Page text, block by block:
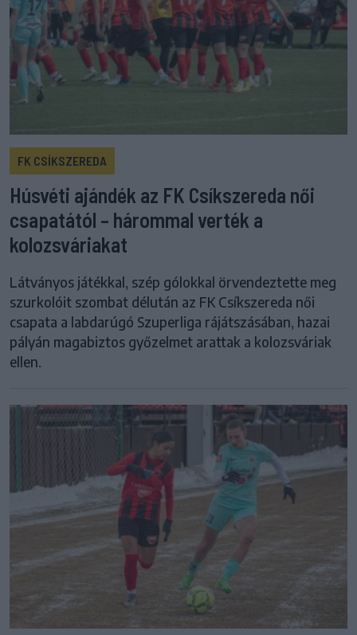
FK CSÍKSZEREDA
Húsvéti ajándék az FK Csíkszereda női
csapatától – hárommal verték a
kolozsváriakat
Látványos játékkal, szép gólokkal örvendeztette meg
szurkolóit szombat délután az FK Csíkszereda női
csapata a labdarúgó Szuperliga rájátszásában, hazai
pályán magabiztos győzelmet arattak a kolozsváriak
ellen.